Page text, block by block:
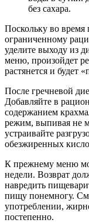
без сахара.
Поскольку во время
ограниченному
уделите выходу из
меню, произойдет
растянется и будет
После гречневой
Добавляйте в
содержанием
режим, выпивая не
устраивайте
обезжиренных
К прежнему меню
недели. Возврат
навредить
пищу понемногу.
употреблении,
постепенно.